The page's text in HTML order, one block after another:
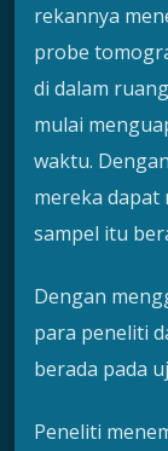
rekannya
probe
di dalam
mulai
waktu.
mereka dapat
sampel itu
Dengan
para peneliti
berada pada
Peneliti